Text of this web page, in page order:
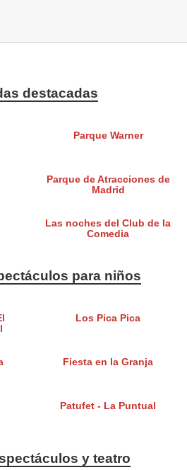
destacadas
Parque Warner
Parque de Atracciones de
Madrid
Las noches del Club de la
Comedia
para niños
Los Pica Pica
Fiesta en la Granja
Patufet - La Puntual
y teatro